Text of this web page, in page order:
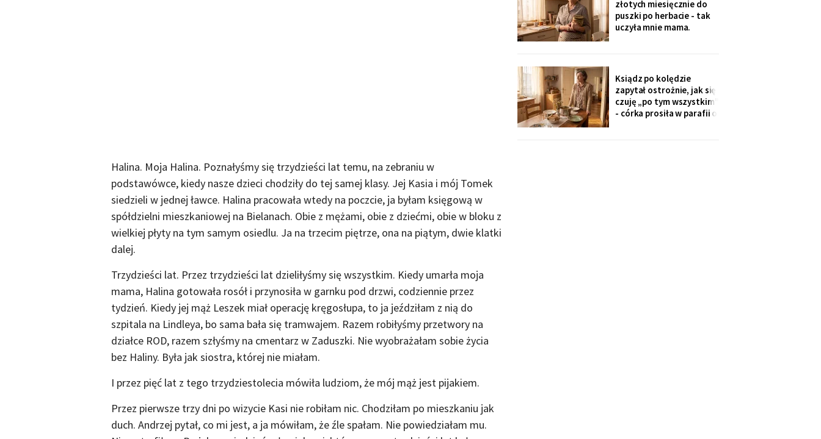
Halina. Moja Halina. Poznałyśmy się trzydzieści lat temu, na zebraniu w
podstawówce, kiedy nasze dzieci chodziły do tej samej klasy. Jej Kasia i mój Tomek
siedzieli w jednej ławce. Halina pracowała wtedy na poczcie, ja byłam księgową w
spółdzielni mieszkaniowej na Bielanach. Obie z mężami, obie z dziećmi, obie w bloku z
wielkiej płyty na tym samym osiedlu. Ja na trzecim piętrze, ona na piątym, dwie klatki
dalej.
Trzydzieści lat. Przez trzydzieści lat dzieliłyśmy się wszystkim. Kiedy umarła moja
mama, Halina gotowała rosół i przynosiła w garnku pod drzwi, codziennie przez
tydzień. Kiedy jej mąż Leszek miał operację kręgosłupa, to ja jeździłam z nią do
szpitala na Lindleya, bo sama bała się tramwajem. Razem robiłyśmy przetwory na
działce ROD, razem szłyśmy na cmentarz w Zaduszki. Nie wyobrażałam sobie życia
bez Haliny. Była jak siostra, której nie miałam.
I przez pięć lat z tego trzydziestolecia mówiła ludziom, że mój mąż jest pijakiem.
Przez pierwsze trzy dni po wizycie Kasi nie robiłam nic. Chodziłam po mieszkaniu jak
duch. Andrzej pytał, co mi jest, a ja mówiłam, że źle spałam. Nie powiedziałam mu.
Termometr przyniosła mi
wnuczka - ona
złotych miesięcznie do
puszki po herbacie - tak
uczyła mnie mama.
wizycie żartuje przy
wszystkich: „u mamy
bank, a my się męczymy z
kredytem". Puszkę
Ksiądz po kolędzie
zapytał ostrożnie, jak się
czuję „po tym wszystkim"
- córka prosiła w parafii o